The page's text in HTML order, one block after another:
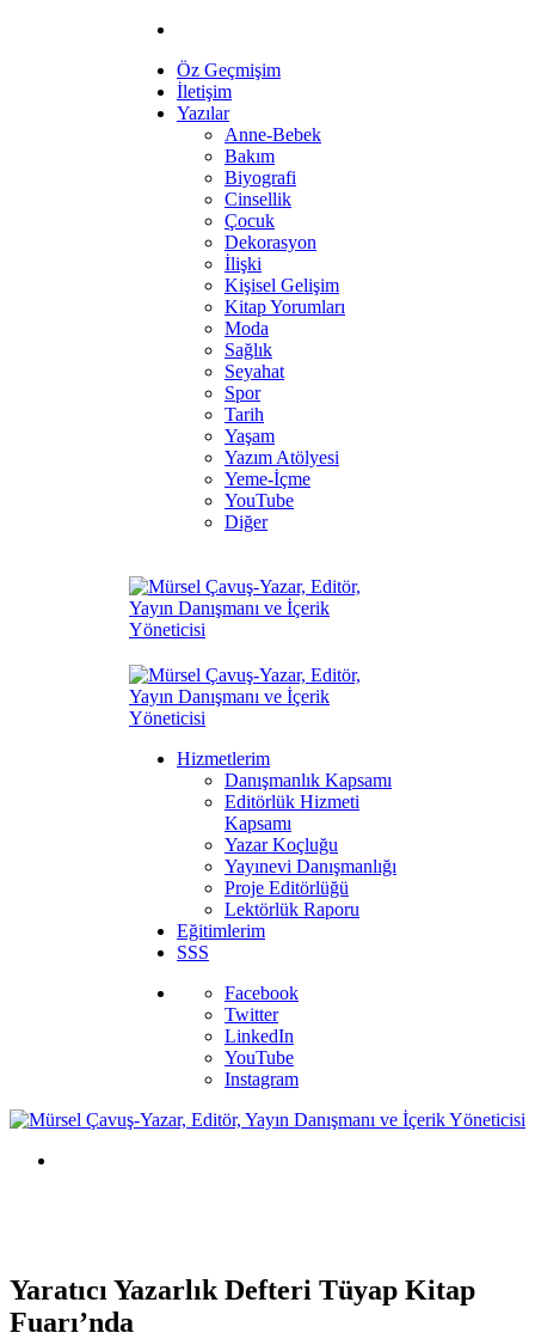
Öz Geçmişim
İletişim
Yazılar
Anne-Bebek
Bakım
Biyografi
Cinsellik
Çocuk
Dekorasyon
İlişki
Kişisel Gelişim
Kitap Yorumları
Moda
Sağlık
Seyahat
Spor
Tarih
Yaşam
Yazım Atölyesi
Yeme-İçme
YouTube
Diğer
Hizmetlerim
Danışmanlık Kapsamı
Editörlük Hizmeti
Kapsamı
Yazar Koçluğu
Yayınevi Danışmanlığı
Proje Editörlüğü
Lektörlük Raporu
Eğitimlerim
SSS
Facebook
Twitter
LinkedIn
YouTube
Instagram
Yaratıcı Yazarlık Defteri Tüyap Kitap
Fuarı’nda